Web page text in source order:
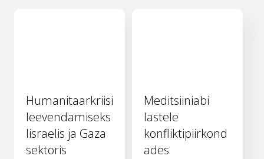
Humanitaarkriisi
leevendamiseks
Iisraelis ja Gaza
sektoris
Meditsiiniabi
lastele
konfliktipiirkond
ades